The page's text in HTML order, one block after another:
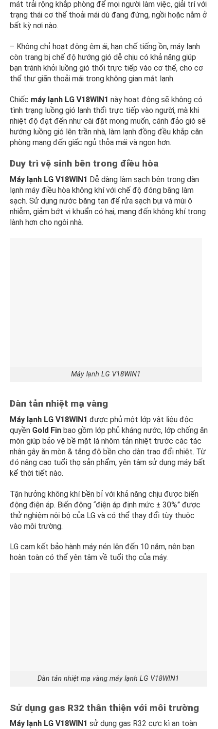
mát trải rộng khắp phòng để mọi người làm việc, giải trí với
trạng thái cơ thể thoải mái dù đang đứng, ngồi hoặc nằm ở
bất kỳ nơi nào.
– Không chỉ hoạt động êm ái, hạn chế tiếng ồn, máy lạnh
còn trang bị chế độ hướng gió dễ chịu có khả năng giúp
bạn tránh khỏi luồng gió thổi trực tiếp vào cơ thể, cho cơ
thể thư giãn thoải mái trong không gian mát lạnh.
Chiếc máy lạnh LG V18WIN1 này hoạt động sẽ không có
tình trạng luồng gió lạnh thổi trực tiếp vào người, mà khi
nhiệt độ đạt đến như cài đặt mong muốn, cánh đảo gió sẽ
hướng luồng gió lên trần nhà, làm lạnh đồng đều khắp căn
phòng mang đến giấc ngủ thỏa mái và ngon hơn.
Duy trì vệ sinh bên trong điều hòa
Máy lạnh LG V18WIN1 Dễ dàng làm sạch bên trong dàn
lạnh máy điều hòa không khí với chế độ đóng băng làm
sạch. Sử dụng nước băng tan để rửa sạch bụi và mùi ô
nhiễm, giảm bớt vi khuẩn có hại, mang đến không khí trong
lành hơn cho ngôi nhà.
Máy lạnh LG V18WIN1
Dàn tản nhiệt mạ vàng
Máy lạnh LG V18WIN1 được phủ một lớp vật liệu độc
quyền Gold Fin bao gồm lớp phủ kháng nước, lớp chống ăn
mòn giúp bảo vệ bề mặt lá nhôm tản nhiệt trước các tác
nhân gây ăn mòn & tăng độ bền cho dàn trao đổi nhiệt. Từ
đó nâng cao tuổi thọ sản phẩm, yên tâm sử dụng máy bất
kể thời tiết nào.
Tận hưởng không khí bền bỉ với khả năng chịu được biến
động điện áp. Biến động “điện áp định mức ± 30%” được
thử nghiệm nội bộ của LG và có thể thay đổi tùy thuộc
vào môi trường.
LG cam kết bảo hành máy nén lên đến 10 năm, nên bạn
hoàn toàn có thể yên tâm về tuổi thọ của máy.
Dàn tản nhiệt mạ vàng máy lạnh LG V18WIN1
Sử dụng gas R32 thân thiện với môi trường
Máy lạnh LG V18WIN1 sử dụng gas R32 cực kì an toàn